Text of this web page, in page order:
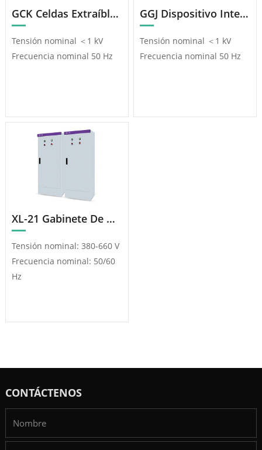
GCK Celdas Extraíbles De Baja Tensión
Tensión nominal ＜1 kV
Frecuencia nominal 50 Hz
GGJ Dispositivo Inteligente De Compensación De Potencia Reactiva De Baja Tensión
Tensión nominal ＜1 kV
Frecuencia nominal 50 Hz
XL-21 Gabinete De Distribución De Energía
Tensión nominal: 380-660 V
Frecuencia nominal: 50/60
Hz
CONTÁCTENOS